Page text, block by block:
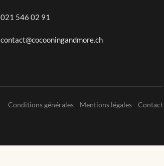
021 546 02 91
contact@cocooningandmore.ch
Conditions générales Mentions légales Contact